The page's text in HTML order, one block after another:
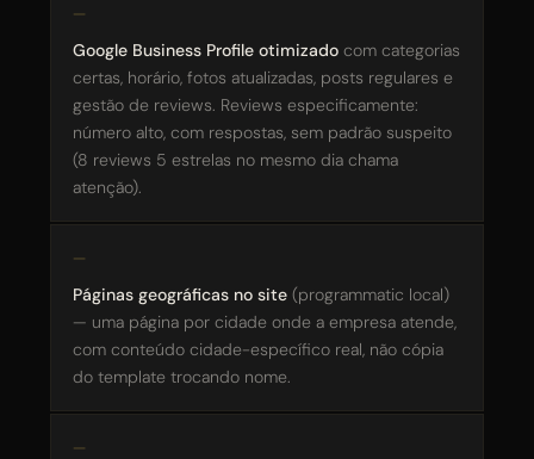
Google Business Profile otimizadocom categorias
certas, horário, fotos atualizadas, posts regulares e
gestão de reviews. Reviews especificamente:
número alto, com respostas, sem padrão suspeito
(8 reviews 5 estrelas no mesmo dia chama
atenção).
Páginas geográficas no site(programmatic local)
— uma página por cidade onde a empresa atende,
com conteúdo cidade-específico real, não cópia
do template trocando nome.